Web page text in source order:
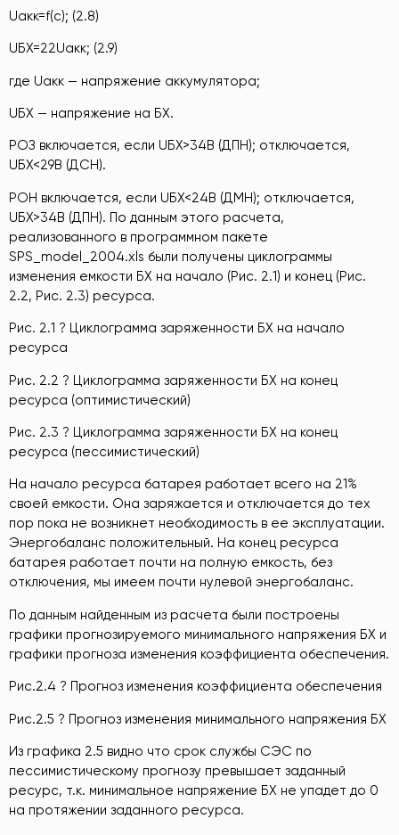
Uакк=f(c); (2.8)
UБХ=22Uакк; (2.9)
где Uакк — напряжение аккумулятора;
UБХ — напряжение на БХ.
РОЗ включается, если UБХ>34В (ДПН); отключается,
UБХ<29В (ДСН).
РОН включается, если UБХ<24В (ДМН); отключается,
UБХ>34В (ДПН). По данным этого расчета,
реализованного в программном пакете
SPS_model_2004.xls были получены циклограммы
изменения емкости БХ на начало (Рис. 2.1) и конец (Рис.
2.2, Рис. 2.3) ресурса.
Рис. 2.1 ? Циклограмма заряженности БХ на начало
ресурса
Рис. 2.2 ? Циклограмма заряженности БХ на конец
ресурса (оптимистический)
Рис. 2.3 ? Циклограмма заряженности БХ на конец
ресурса (пессимистический)
На начало ресурса батарея работает всего на 21%
своей емкости. Она заряжается и отключается до тех
пор пока не возникнет необходимость в ее эксплуатации.
Энергобаланс положительный. На конец ресурса
батарея работает почти на полную емкость, без
отключения, мы имеем почти нулевой энергобаланс.
По данным найденным из расчета были построены
графики прогнозируемого минимального напряжения БХ и
графики прогноза изменения коэффициента обеспечения.
Рис.2.4 ? Прогноз изменения коэффициента обеспечения
Рис.2.5 ? Прогноз изменения минимального напряжения БХ
Из графика 2.5 видно что срок службы СЭС по
пессимистическому прогнозу превышает заданный
ресурс, т.к. минимальное напряжение БХ не упадет до 0
на протяжении заданного ресурса.